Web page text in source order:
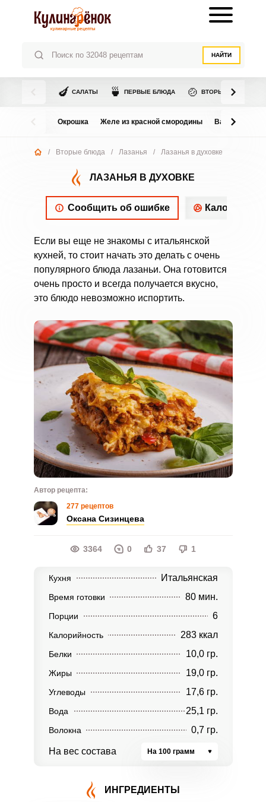
НАЙТИ
🍆 САЛАТЫ 🍵 ПЕРВЫЕ БЛЮДА 🍲 ВТОРЫЕ БЛЮДА
Окрошка Желе из красной смородины Варенье из
/ Вторые блюда / Лазанья / Лазанья в духовке
ЛАЗАНЬЯ В ДУХОВКЕ
Сообщить об ошибке
Если вы еще не знакомы с итальянской
кухней, то стоит начать это делать с очень
популярного блюда лазаньи. Она готовится
очень просто и всегда получается вкусно,
это блюдо невозможно испортить.
Автор рецепта:
277 рецептов
Оксана Сизинцева
3364 0 37 1
Кухня Итальянская
Время готовки 80 мин.
Порции 6
Калорийность 283 ккал
Белки 10,0 гр.
Жиры 19,0 гр.
Углеводы 17,6 гр.
Вода 25,1 гр.
Волокна 0,7 гр.
На вес состава На 100 грамм
ИНГРЕДИЕНТЫ